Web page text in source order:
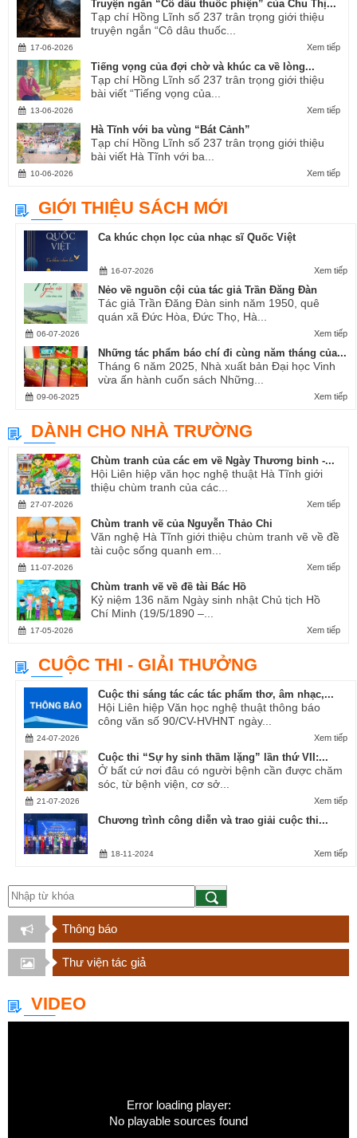
Truyện ngắn “Cô dâu thuốc phiện” của Chu Thị...
Tạp chí Hồng Lĩnh số 237 trân trọng giới thiệu
truyện ngắn “Cô dâu thuốc...
Xem tiếp
17-06-2026
Tiếng vọng của đợi chờ và khúc ca về lòng...
Tạp chí Hồng Lĩnh số 237 trân trọng giới thiệu
bài viết “Tiếng vọng của...
Xem tiếp
13-06-2026
Hà Tĩnh với ba vùng “Bát Cảnh”
Tạp chí Hồng Lĩnh số 237 trân trọng giới thiệu
bài viết Hà Tĩnh với ba...
Xem tiếp
10-06-2026
GIỚI THIỆU SÁCH MỚI
Ca khúc chọn lọc của nhạc sĩ Quốc Việt
Xem tiếp
16-07-2026
Nẻo về nguồn cội của tác giả Trần Đăng Đàn
Tác giả Trần Đăng Đàn sinh năm 1950, quê
quán xã Đức Hòa, Đức Thọ, Hà...
Xem tiếp
06-07-2026
Những tác phẩm báo chí đi cùng năm tháng của...
Tháng 6 năm 2025, Nhà xuất bản Đại học Vinh
vừa ấn hành cuốn sách Những...
Xem tiếp
09-06-2025
DÀNH CHO NHÀ TRƯỜNG
Chùm tranh của các em về Ngày Thương binh -...
Hội Liên hiệp văn học nghệ thuật Hà Tĩnh giới
thiệu chùm tranh của các...
Xem tiếp
27-07-2026
Chùm tranh vẽ của Nguyễn Thảo Chi
Văn nghệ Hà Tĩnh giới thiệu chùm tranh vẽ về đề
tài cuộc sống quanh em...
Xem tiếp
11-07-2026
Chùm tranh vẽ về đề tài Bác Hồ
Kỷ niệm 136 năm Ngày sinh nhật Chủ tịch Hồ
Chí Minh (19/5/1890 –...
Xem tiếp
17-05-2026
CUỘC THI - GIẢI THƯỞNG
Cuộc thi sáng tác các tác phẩm thơ, âm nhạc,...
Hội Liên hiệp Văn học nghệ thuật thông báo
công văn số 90/CV-HVHNT ngày...
Xem tiếp
24-07-2026
Cuộc thi “Sự hy sinh thầm lặng” lần thứ VII:...
Ở bất cứ nơi đâu có người bệnh cần được chăm
sóc, từ bệnh viện, cơ sở...
Xem tiếp
21-07-2026
Chương trình công diễn và trao giải cuộc thi...
Xem tiếp
18-11-2024
Thông báo
Thư viện tác giả
VIDEO
Error loading player:
No playable sources found